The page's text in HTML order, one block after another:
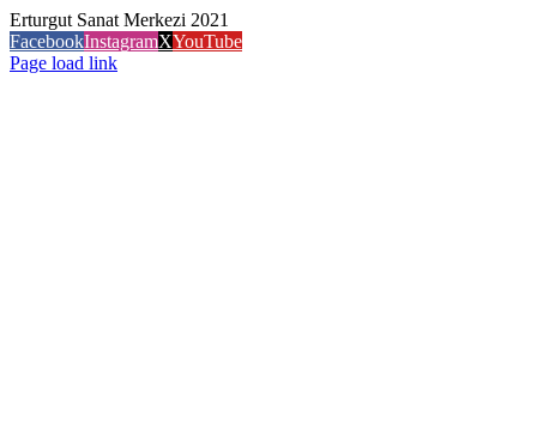
Erturgut Sanat Merkezi 2021
FacebookInstagramXYouTube
Page load link